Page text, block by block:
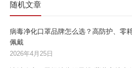
随机文章
病毒净化口罩品牌怎么选？高防护、零
佩戴
2026年4月25日